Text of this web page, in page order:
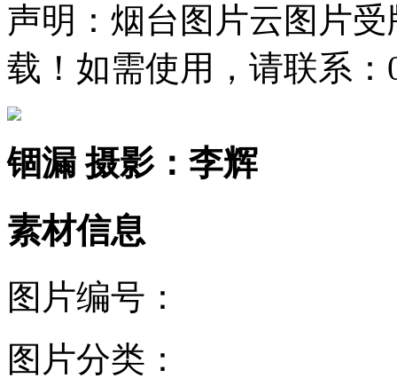
声明：烟台图片云图片
载！如需使用，请联系：
锢漏 摄影：李辉
素材信息
图片编号：
图片分类：